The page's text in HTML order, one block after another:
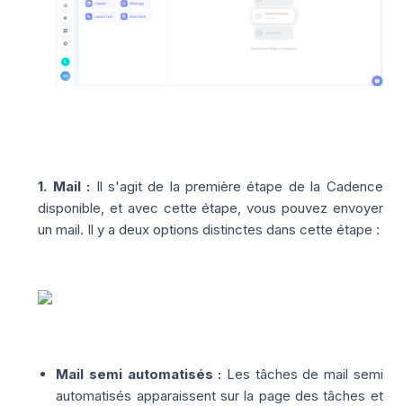
1. Mail : Il s'agit de la première étape de la Cadence
disponible, et avec cette étape, vous pouvez envoyer
un mail. Il y a deux options distinctes dans cette étape :
Mail semi automatisés : Les tâches de mail semi
automatisés apparaissent sur la page des tâches et